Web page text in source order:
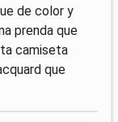
de color y
prenda que
camiseta
que